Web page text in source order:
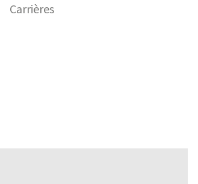
Carrières